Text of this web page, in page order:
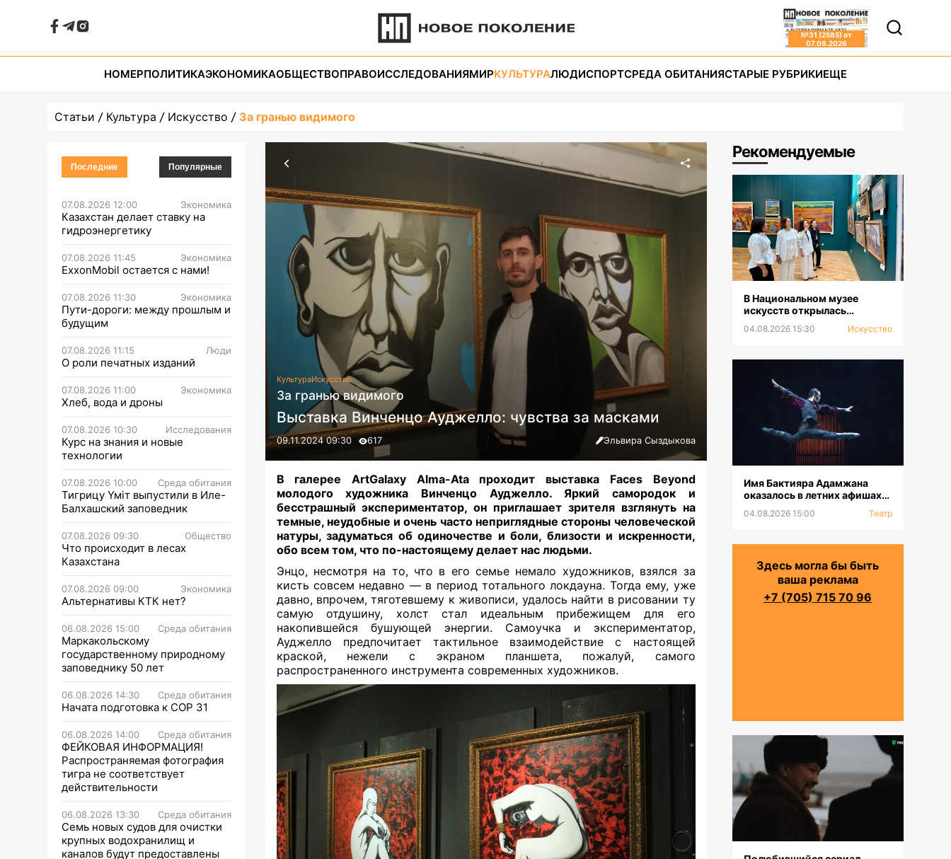
№31 (2585) от
07.08.2026
НОМЕРПОЛИТИКАЭКОНОМИКАОБЩЕСТВОПРАВОИССЛЕДОВАНИЯМИРКУЛЬТУРАЛЮДИСПОРТСРЕДА ОБИТАНИЯСТАРЫЕ РУБРИКИЕЩЕ
Статьи Культура Искусство За гранью видимого
Последние Популярные
07.08.2026 12:00 Экономика
Казахстан делает ставку на
гидроэнергетику
07.08.2026 11:45 Экономика
ExxonMobil остается с нами!
07.08.2026 11:30 Экономика
Пути-дороги: между прошлым и
будущим
07.08.2026 11:15 Люди
О роли печатных изданий
07.08.2026 11:00 Экономика
Хлеб, вода и дроны
07.08.2026 10:30 Исследования
Курс на знания и новые
технологии
07.08.2026 10:00 Среда обитания
Тигрицу Үміт выпустили в Иле-
Балхашский заповедник
07.08.2026 09:30 Общество
Что происходит в лесах
Казахстана
07.08.2026 09:00 Экономика
Альтернативы КТК нет?
06.08.2026 15:00 Среда обитания
Маркакольскому
государственному природному
заповеднику 50 лет
06.08.2026 14:30 Среда обитания
Начата подготовка к СОР 31
06.08.2026 14:00 Среда обитания
ФЕЙКОВАЯ ИНФОРМАЦИЯ!
Распространяемая фотография
тигра не соответствует
действительности
06.08.2026 13:30 Среда обитания
Семь новых судов для очистки
крупных водохранилищ и
каналов будут предоставлены
КультураИскусство
За гранью видимого
Выставка Винченцо Ауджелло: чувства за масками
09.11.2024 09:30 617 Эльвира Сыздыкова
В галерее ArtGalaxy Alma-Ataпроходит выставка Faces Beyond
молодого художника Винченцо Ауджелло. Яркий самородок и
бесстрашный экспериментатор, он приглашает зрителя взглянуть на
темные, неудобные и очень часто неприглядные стороны человеческой
натуры, задуматься об одиночестве и боли, близости и искренности,
обо всем том, что по-настоящему делает нас людьми.
Энцо, несмотря на то, что в его семье немало художников, взялся за
кисть совсем недавно — в период тотального локдауна. Тогда ему, уже
давно, впрочем, тяготевшему к живописи, удалось найти в рисовании ту
самую отдушину, холст стал идеальным прибежищем для его
накопившейся бушующей энергии. Самоучка и экспериментатор,
Ауджелло предпочитает тактильное взаимодействие с настоящей
краской, нежели с экраном планшета, пожалуй, самого
распространенного инструмента современных художников.
Рекомендуемые
В Национальном музее
искусств открылась
Романова
04.08.2026 15:30 Искусство
Имя Бактияра Адамжана
оказалось в летних афишах
04.08.2026 15:00 Театр
Здесь могла бы быть
ваша реклама
+7 (705) 715 70 96